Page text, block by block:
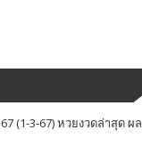
(1-3-67) หวยงวดล่าสุด ผล